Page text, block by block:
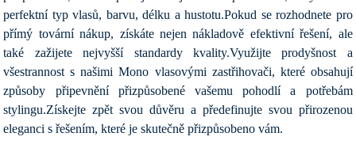
perfektní typ vlasů, barvu, délku a hustotu.Pokud se rozhodnete pro
přímý tovární nákup, získáte nejen nákladově efektivní řešení, ale
také zažijete nejvyšší standardy kvality.Využijte prodyšnost a
všestrannost s našimi Mono vlasovými zastřihovači, které obsahují
způsoby připevnění přizpůsobené vašemu pohodlí a potřebám
stylingu.Získejte zpět svou důvěru a předefinujte svou přirozenou
eleganci s řešením, které je skutečně přizpůsobeno vám.